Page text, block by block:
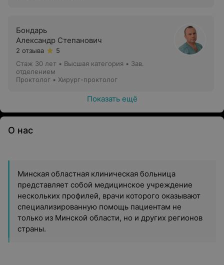
Бондарь
Александр Степанович
2 отзыва
5
Стаж 30 лет • Высшая категория • Зав.
отделением
Проктолог • Хирург-проктолог
Показать ещё
О нас
Минская областная клиническая больница
представляет собой медицинское учреждение
нескольких профилей, врачи которого оказывают
специализированную помощь пациентам не
только из Минской области, но и других регионов
страны.